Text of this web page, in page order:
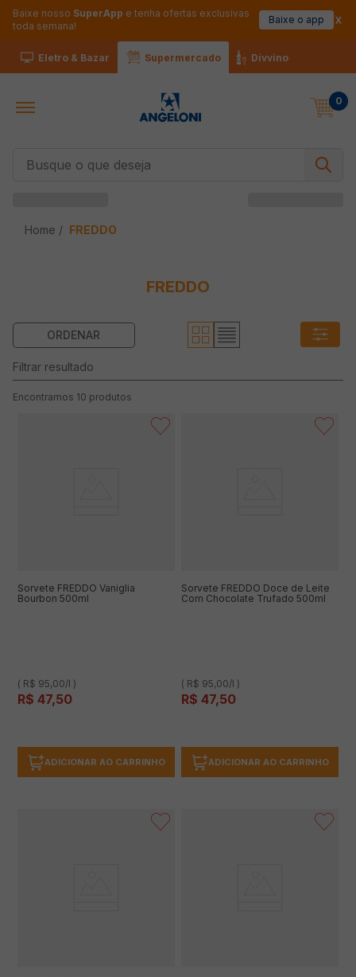
Baixe nosso SuperApp e tenha ofertas exclusivas
toda semana!
Baixe o app
Eletro & Bazar Supermercado Divvino
0
FREDDO
FREDDO
10 produtos
Sorvete FREDDO Vaniglia
Bourbon 500ml
( R$ 95,00/l )
R$ 47,50
ADICIONAR AO CARRINHO
Sorvete FREDDO Doce de Leite
Com Chocolate Trufado 500ml
( R$ 95,00/l )
R$ 47,50
ADICIONAR AO CARRINHO